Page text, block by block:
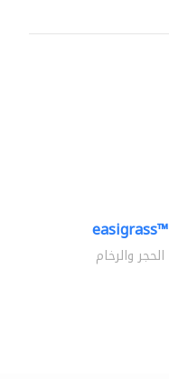
easigrass™
الحجر والرخام